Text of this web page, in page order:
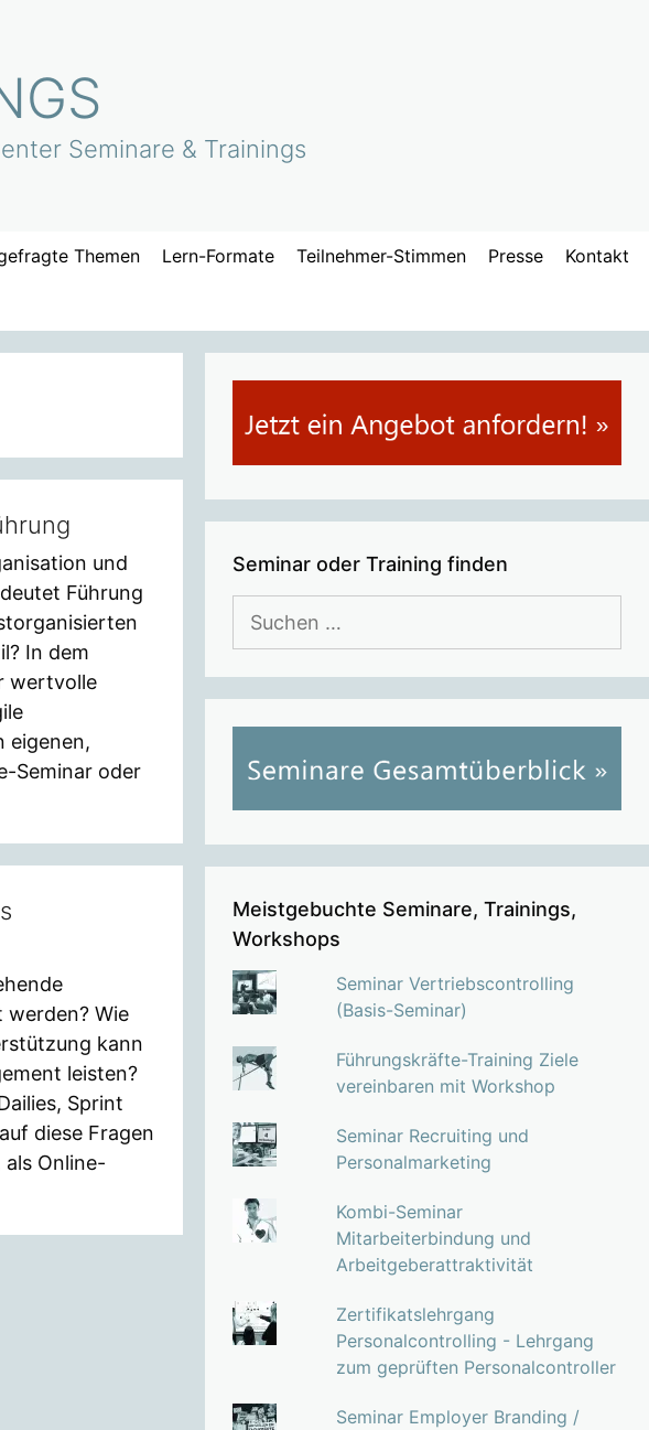
Seminare & Trainings
Themen Lern-Formate Teilnehmer-Stimmen Presse Kontakt
und
Führung
In dem
wertvolle
eigenen,
Seminar oder
werden? Wie
kann
leisten?
Sprint
diese Fragen
Online-
Seminar oder Training finden
nach:
Meistgebuchte Seminare, Trainings,
Workshops
Seminar Vertriebscontrolling
(Basis-Seminar)
Führungskräfte-Training Ziele
vereinbaren mit Workshop
Seminar Recruiting und
Personalmarketing
Kombi-Seminar
Mitarbeiterbindung und
Arbeitgeberattraktivität
Zertifikatslehrgang
Personalcontrolling - Lehrgang
zum geprüften Personalcontroller
Seminar Employer Branding /